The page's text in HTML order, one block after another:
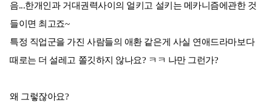
음...한개인과 거대권력사이의 얼키고 설키는 메카니즘에관한 것
들이면 최고죠~
특정 직업군을 가진 사람들의 애환 같은게 사실 연애드라마보다
때로는 더 설레고 쫄깃하지 않나요? ㅋㅋ 나만 그런가?
왜 그렇잖아요?